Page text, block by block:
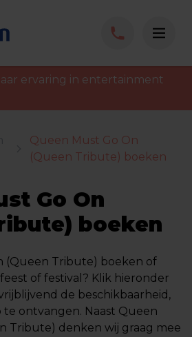
ervaring in entertainment
Queen Must Go On
(Queen Tribute) boeken
Go On
boeken
(Queen Tribute) boeken of
of festival? Klik hieronder
de beschikbaarheid,
te ontvangen. Naast Queen
Tribute) denken wij graag mee